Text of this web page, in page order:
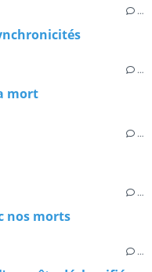
…
…
mort
…
…
nos morts
…